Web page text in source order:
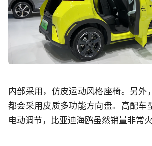
内部采用，仿皮运动风格座椅。另外
都会采用皮质多功能方向盘。高配车
电动调节，比亚迪海鸥虽然销量非常火